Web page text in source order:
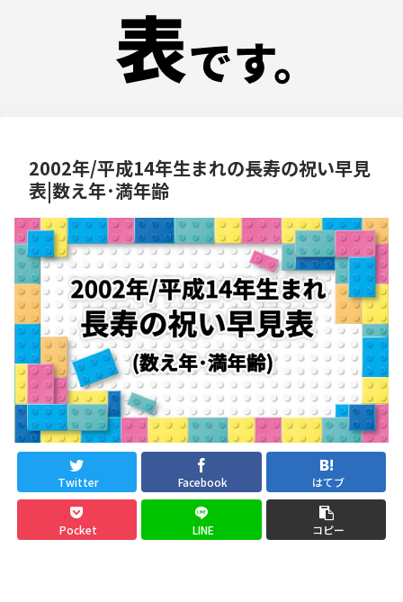
2002年/平成14年生まれの長寿の祝い早見
表|数え年･満年齢
Twitter Facebook はてブ
Pocket LINE コピー